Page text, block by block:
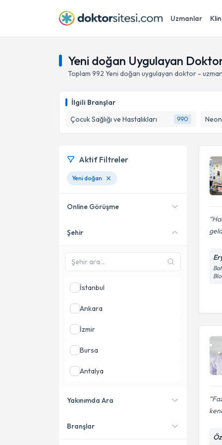
Uzmanlar
Yeni doğan Uygulayan
Toplam 992 Yeni doğan uygulayan doktor -
İlgili Branşlar
Çocuk Sağlığı ve Hastalıkları
990
Aktif Filtreler
Yeni doğan
Online Görüşme
Online danışmanlık sunan
Şehir
İstanbul
Ankara
İzmir
Bursa
Antalya
Yakınımda Ara
Konumuma yakın uzmanları
Branşlar